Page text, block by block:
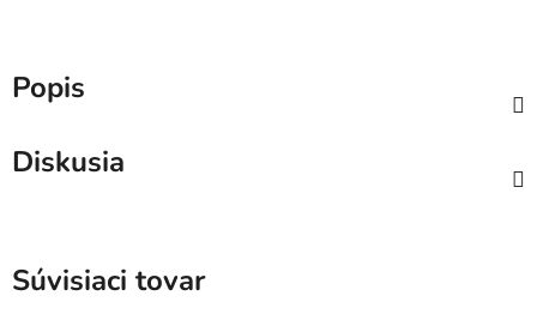
Popis
Diskusia
Súvisiaci tovar